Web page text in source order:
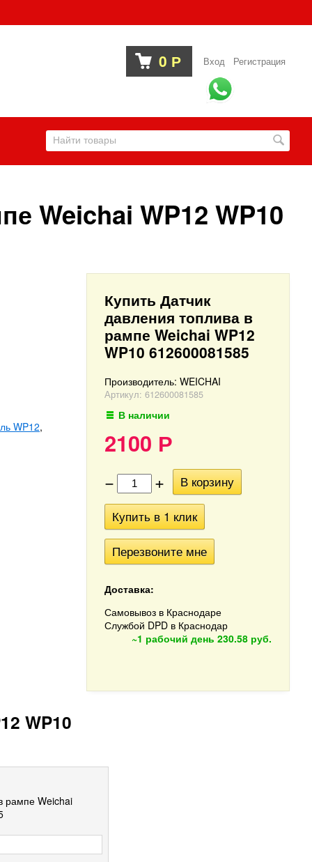
Вход Регистрация
0 Р
Weichai WP12 WP10
Купить Датчик
давления топлива в
рампе Weichai WP12
WP10 612600081585
Производитель: WEICHAI
Артикул: 612600081585
В наличии
2100 Р
−
+ В корзину
Купить в 1 клик
Перезвоните мне
Доставка:
Самовывоз в Краснодаре
Службой DPD в Краснодар
~1 рабочий день 230.58 руб.
WP12,
WP10
рампе Weichai